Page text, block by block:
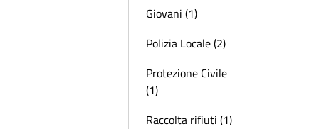
Giovani (1)
Polizia Locale (2)
Protezione Civile
(1)
Raccolta rifiuti (1)